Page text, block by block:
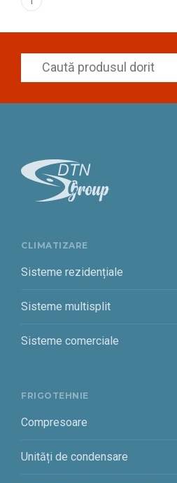
CLIMATIZARE
Sisteme rezidențiale
Sisteme multisplit
Sisteme comerciale
FRIGOTEHNIE
Compresoare
Unități de condensare